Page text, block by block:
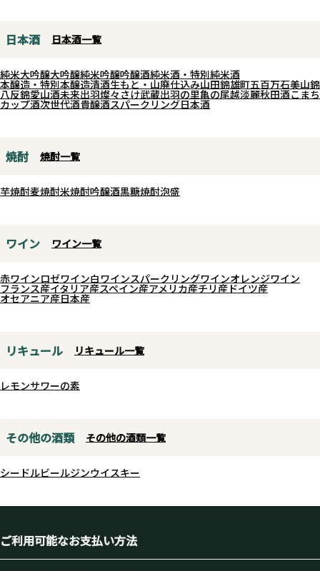
然のスパークリングは口当たり良
ラリと綺麗に流れていきます。後
口もキレがあり、爽やかな味わ
い爽快感が楽しめます。蔵からは
だとコメントを頂いております
す。
日本酒 日本酒一覧
純米大吟醸大吟醸純米吟醸吟醸酒純米酒・特別純米酒
本醸造・特別本醸造清酒生もと・山廃仕込み山田錦雄町五百万石美山錦
八反錦愛山酒未来出羽燦々さけ武蔵出羽の里亀の尾越淡麗秋田酒こまち
カップ酒次世代酒貴醸酒スパークリング日本酒
焼酎 焼酎一覧
芋焼酎麦焼酎米焼酎吟醸酒黒糖焼酎泡盛
ワイン ワイン一覧
赤ワインロゼワイン白ワインスパークリングワインオレンジワイン
フランス産イタリア産スペイン産アメリカ産チリ産ドイツ産
オセアニア産日本産
リキュール リキュール一覧
レモンサワーの素
その他の酒類 その他の酒類一覧
シードルビールジンウイスキー
ご利用可能なお支払い方法